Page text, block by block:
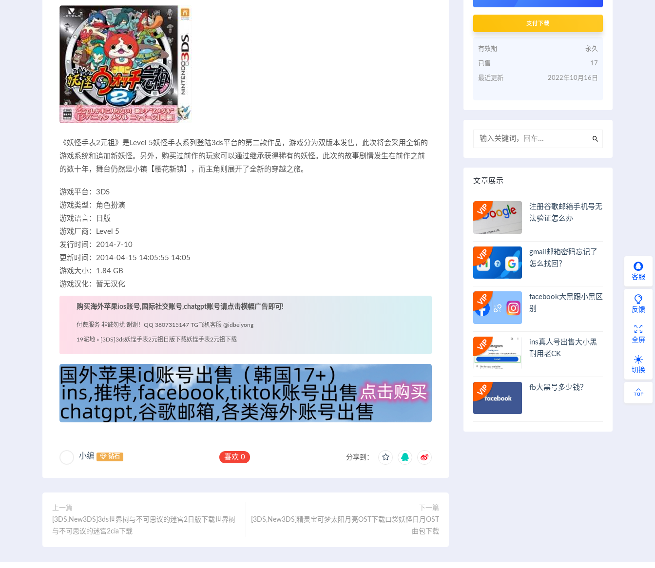
《妖怪手表2元祖》是Level 5妖怪手表系列登陆3ds平台的第二款作品，游戏分为双版本发售，此次将会采用全新的
游戏系统和追加新妖怪。另外，购买过前作的玩家可以通过继承获得稀有的妖怪。此次的故事剧情发生在前作之前
的数十年，舞台仍然是小镇【樱花新镇】，而主角则展开了全新的穿越之旅。
游戏平台：3DS
游戏类型：角色扮演
游戏语言：日版
游戏厂商：Level 5
发行时间：2014-7-10
更新时间：2014-04-15 14:05:55 14:05
游戏大小：1.84 GB
游戏汉化：暂无汉化
购买海外苹果ios账号,国际社交账号,chatgpt账号请点击横幅广告即可!
付费服务 非诚勿扰 谢谢！QQ 3807315147 TG飞机客服 @idbeiyong
19泥地 » [3DS]3ds妖怪手表2元祖日版下载妖怪手表2元祖下载
小编 钻石 喜欢0 分享到：
上一篇
[3DS,New3DS]3ds世界树与不可思议的迷宫2日版下载世界树
与不可思议的迷宫2cia下载
下一篇
[3DS,New3DS]精灵宝可梦太阳月亮OST下载口袋妖怪日月OST
曲包下载
支付下载
有效期 永久
已售 17
最近更新 2022年10月16日
文章展示
注册谷歌邮箱手机号无
法验证怎么办
gmail邮箱密码忘记了
怎么找回？
facebook大黑跟小黑区
别
ins真人号出售大小黑
耐用老CK
fb大黑号多少钱？
客服
反馈
全屏
切换